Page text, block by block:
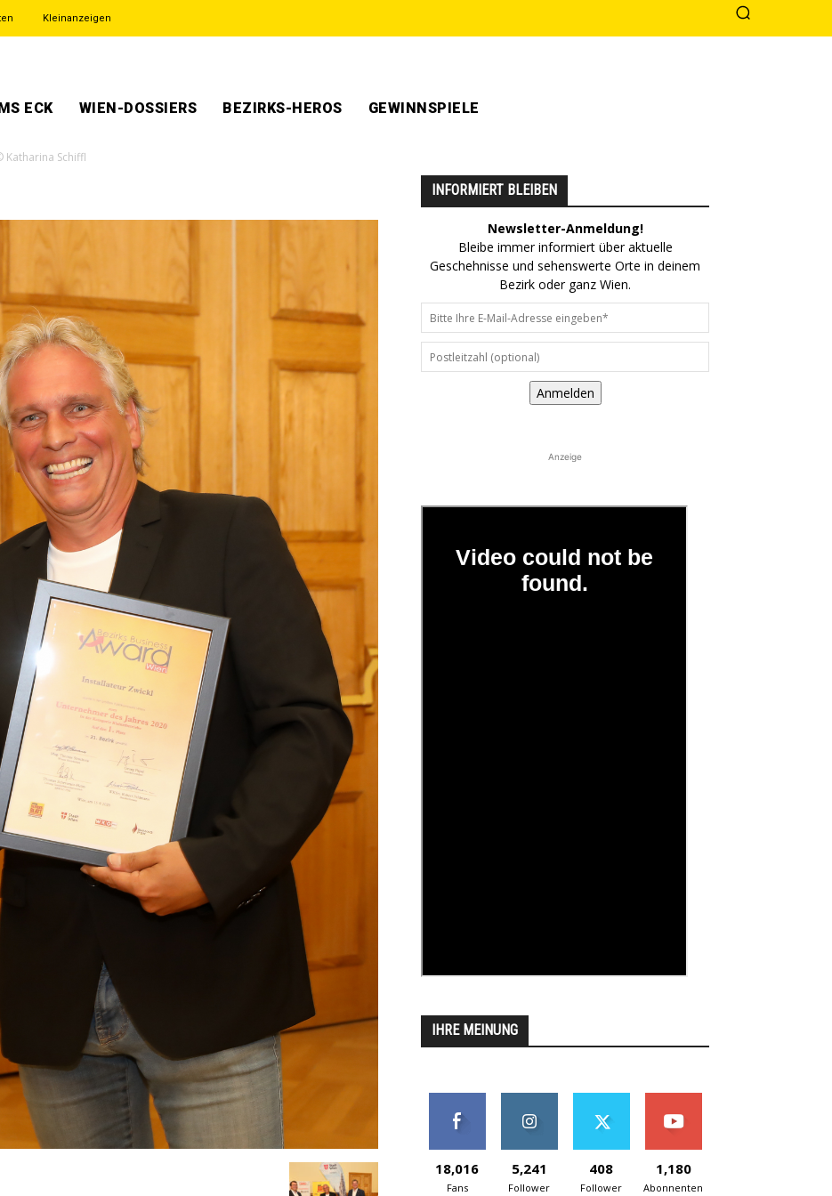
Kleinanzeigen
ECK WIEN-DOSSIERS BEZIRKS-HEROS GEWINNSPIELE
Katharina Schiffl
INFORMIERT BLEIBEN
Newsletter-Anmeldung!
Bleibe immer informiert über aktuelle
Geschehnisse und sehenswerte Orte in deinem
Bezirk oder ganz Wien.
Anmelden
Anzeige
IHRE MEINUNG
18,016
Fans
5,241
Follower
408
Follower
1,180
Abonnenten